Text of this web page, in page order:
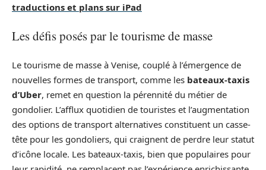
traductions et plans sur iPad
Les défis posés par le tourisme de masse
Le tourisme de masse à Venise, couplé à l’émergence de
nouvelles formes de transport, comme les bateaux-taxis
d’Uber, remet en question la pérennité du métier de
gondolier. L’afflux quotidien de touristes et l’augmentation
des options de transport alternatives constituent un casse-
tête pour les gondoliers, qui craignent de perdre leur statut
d’icône locale. Les bateaux-taxis, bien que populaires pour